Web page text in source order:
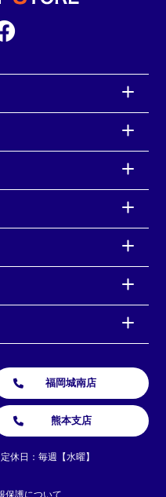
福岡城南店
熊本支店
日：毎週【水曜】
保護について